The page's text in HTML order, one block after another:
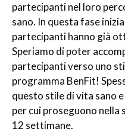
partecipanti nel loro
sano. In questa fase
partecipanti hanno già
Speriamo di poter
partecipanti verso uno
programma BenFit!
questo stile di vita sano
per cui proseguono nella
12 settimane.